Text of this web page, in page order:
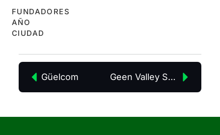
FUNDADORES
AÑO
CIUDAD
Güelcom Geen Valley Shoemakers SL